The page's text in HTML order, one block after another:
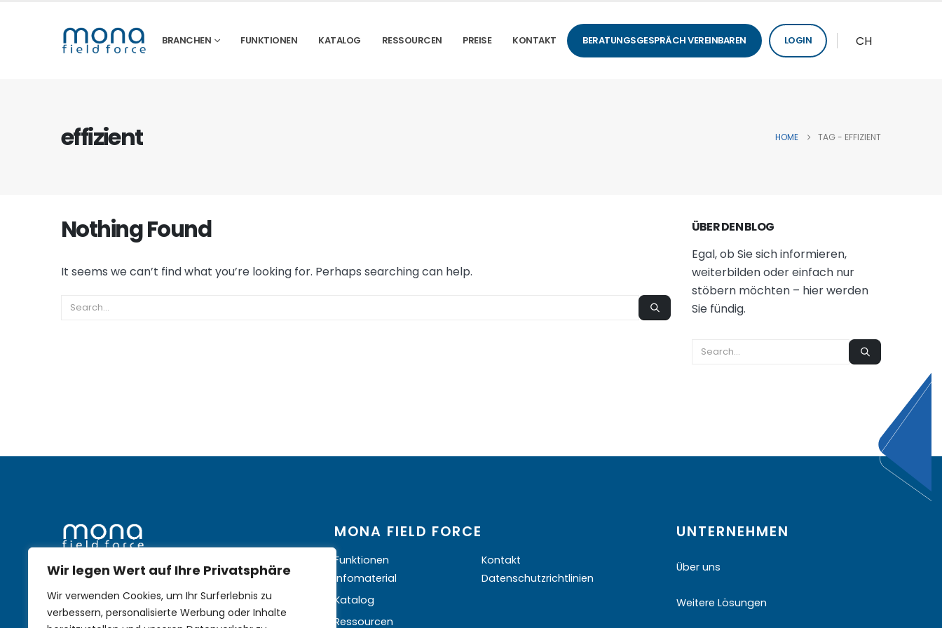
Wir legen Wert auf Ihre Privatsphäre
Wir verwenden Cookies, um Ihr Surferlebnis zu
verbessern, personalisierte Werbung oder Inhalte
BRANCHEN FUNKTIONEN KATALOG RESSOURCEN PREISE KONTAKT BERATUNGSGESPRÄCH VEREINBAREN LOGIN CH
effizient HOME TAG - EFFIZIENT
Nothing Found
It seems we can’t find what you’re looking for. Perhaps searching can help.
ÜBER DEN BLOG
Egal, ob Sie sich informieren,
weiterbilden oder einfach nur
stöbern möchten – hier werden
Sie fündig.
mobile Nachhaltigkeit im
Aussendienst
MONA FIELD FORCE
Funktionen
Infomaterial
Katalog
Ressourcen
Kontakt
Datenschutzrichtlinien
UNTERNEHMEN
Über uns
Weitere Lösungen